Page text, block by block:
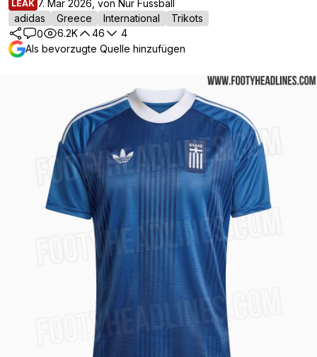
LEAK 7. Mär 2026, von Nur Fussball
adidas
Greece International
Trikots
0
6.2K 46
4
Als bevorzugte Quelle hinzufügen